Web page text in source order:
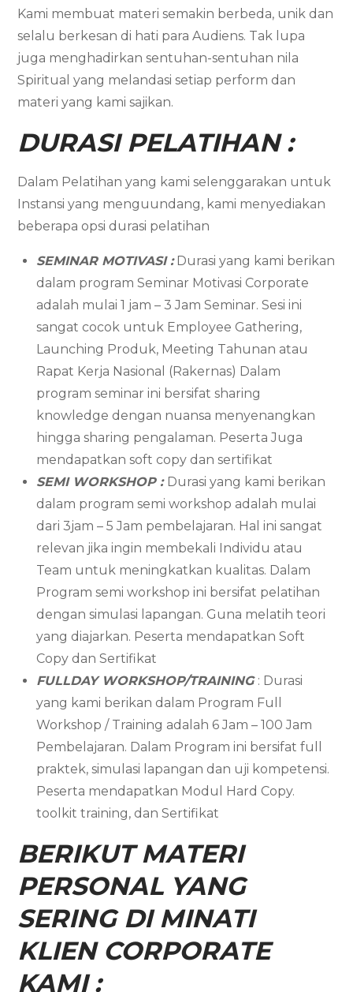
Kami membuat materi semakin berbeda, unik dan
selalu berkesan di hati para Audiens. Tak lupa
juga menghadirkan sentuhan-sentuhan nila
Spiritual yang melandasi setiap perform dan
materi yang kami sajikan.
DURASI PELATIHAN :
Dalam Pelatihan yang kami selenggarakan untuk
Instansi yang menguundang, kami menyediakan
beberapa opsi durasi pelatihan
SEMINAR MOTIVASI :Durasi yang kami berikan
dalam program Seminar Motivasi Corporate
adalah mulai 1 jam – 3 Jam Seminar. Sesi ini
sangat cocok untuk Employee Gathering,
Launching Produk, Meeting Tahunan atau
Rapat Kerja Nasional (Rakernas) Dalam
program seminar ini bersifat sharing
knowledge dengan nuansa menyenangkan
hingga sharing pengalaman. Peserta Juga
mendapatkan soft copy dan sertifikat
SEMI WORKSHOP : Durasi yang kami berikan
dalam program semi workshop adalah mulai
dari 3jam – 5 Jam pembelajaran. Hal ini sangat
relevan jika ingin membekali Individu atau
Team untuk meningkatkan kualitas. Dalam
Program semi workshop ini bersifat pelatihan
dengan simulasi lapangan. Guna melatih teori
yang diajarkan. Peserta mendapatkan Soft
Copy dan Sertifikat
FULLDAY WORKSHOP/TRAINING : Durasi
yang kami berikan dalam Program Full
Workshop / Training adalah 6 Jam – 100 Jam
Pembelajaran. Dalam Program ini bersifat full
praktek, simulasi lapangan dan uji kompetensi.
Peserta mendapatkan Modul Hard Copy.
toolkit training, dan Sertifikat
BERIKUT MATERI
PERSONAL YANG
SERING DI MINATI
KLIEN CORPORATE
KAMI :